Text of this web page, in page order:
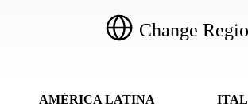
Change
AMÉRICA LATINA